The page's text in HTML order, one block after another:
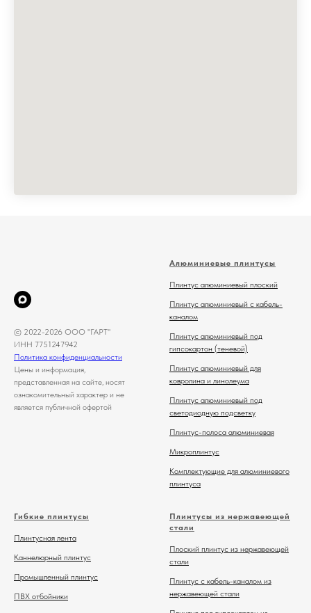
© 2022-2026 ООО "ГАРТ"
ИНН 7751247942
Политика конфиденциальности
Цены и информация,
представленная на сайте, носят
ознакомительный характер и не
является публичной офертой
Алюминиевые плинтусы
Плинтус алюминиевый плоский
Плинтус алюминиевый с кабель-
каналом
Плинтус алюминиевый под
гипсокартон (теневой)
Плинтус алюминиевый для
ковролина и линолеума
Плинтус алюминиевый под
светодиодную подсветку
Плинтус-полоса алюминиевая
Микроплинтус
Комплектующие для алюминиевого
плинтуса
Гибкие плинтусы
Плинтусная лента
Каннелюрный плинтус
Промышленный плинтус
ПВХ отбойники
Плинтусы из нержавеющей
стали
Плоский плинтус из нержавеющей
стали
Плинтус с кабель-каналом из
нержавеющей стали